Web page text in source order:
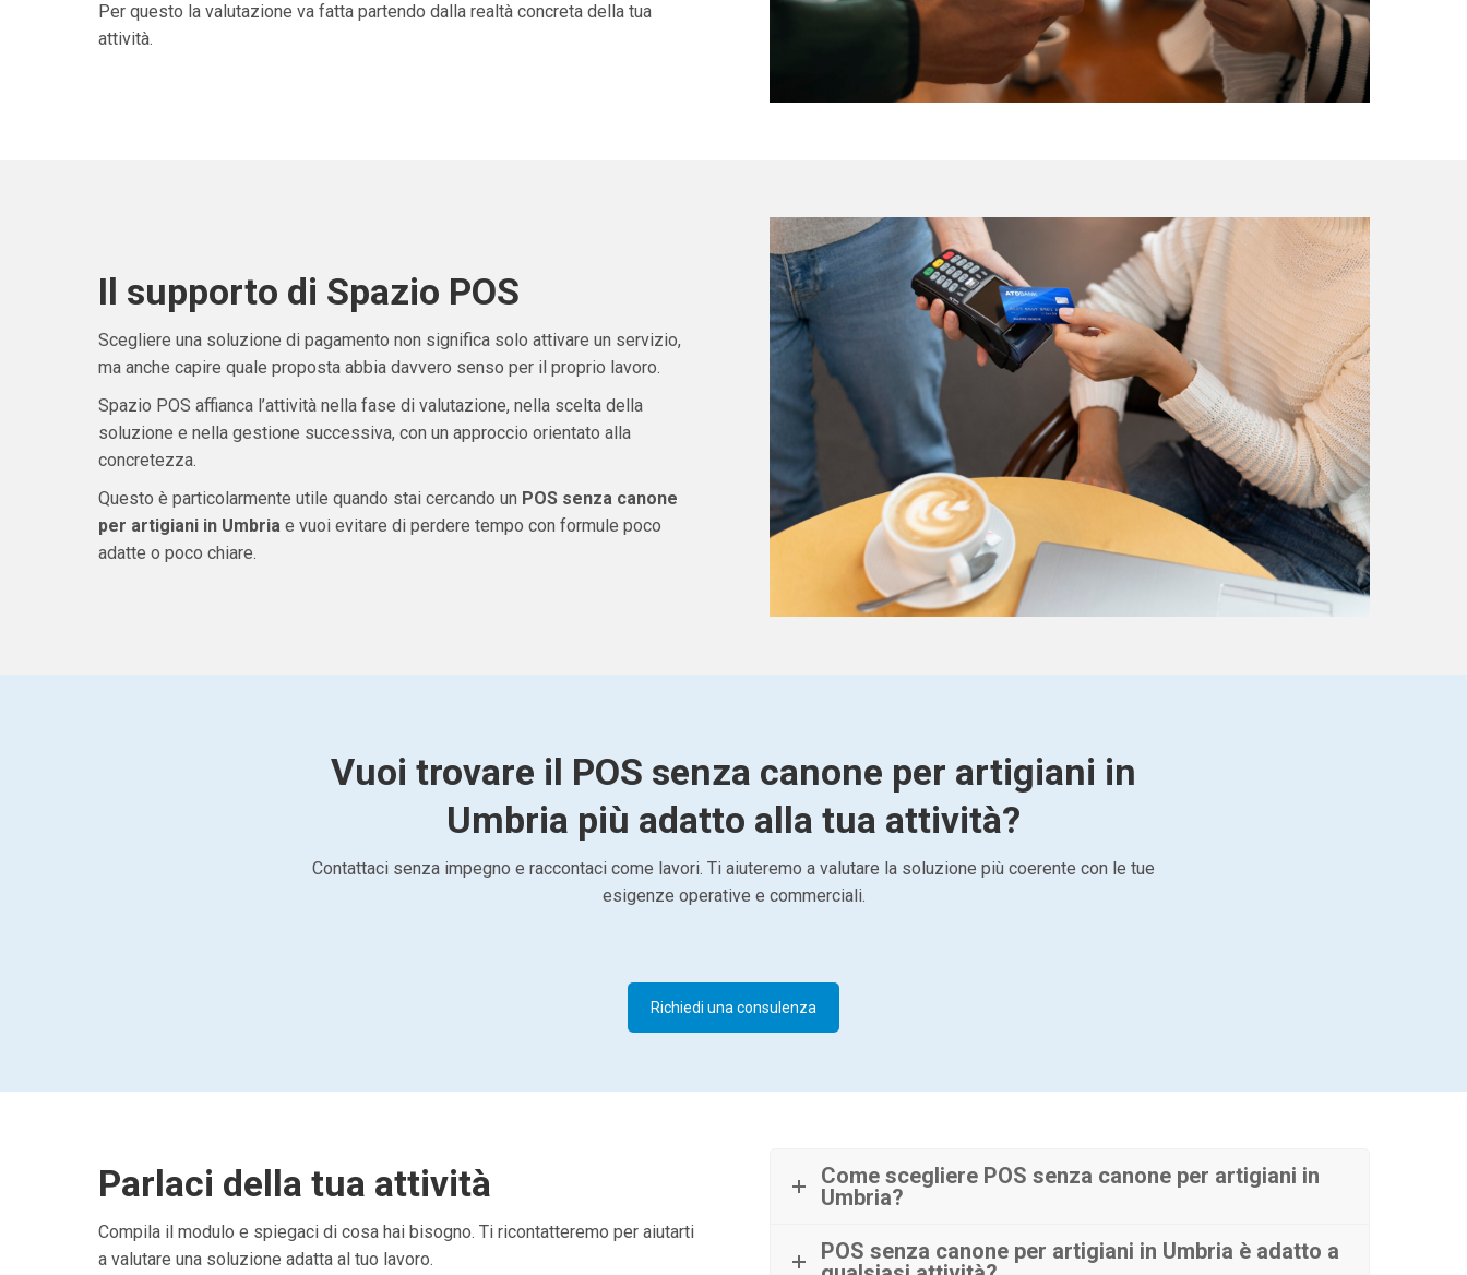
Per questo la valutazione va fatta partendo dalla realtà concreta della tua
attività.
Il supporto di Spazio POS
Scegliere una soluzione di pagamento non significa solo attivare un servizio,
ma anche capire quale proposta abbia davvero senso per il proprio lavoro.
Spazio POS affianca l’attività nella fase di valutazione, nella scelta della
soluzione e nella gestione successiva, con un approccio orientato alla
concretezza.
Questo è particolarmente utile quando stai cercando un POS senza canone
per artigiani in Umbriae vuoi evitare di perdere tempo con formule poco
adatte o poco chiare.
Vuoi trovare il POS senza canone per artigiani in
Umbria più adatto alla tua attività?
Contattaci senza impegno e raccontaci come lavori. Ti aiuteremo a valutare la soluzione più coerente con le tue
esigenze operative e commerciali.
Richiedi una consulenza
Parlaci della tua attività
Compila il modulo e spiegaci di cosa hai bisogno. Ti ricontatteremo per aiutarti
a valutare una soluzione adatta al tuo lavoro.
Come scegliere POS senza canone per artigiani in
Umbria?
POS senza canone per artigiani in Umbria è adatto a